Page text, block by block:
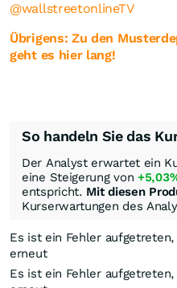
@wallstreetonlineTV
Übrigens: Zu den
geht es hier lang!
So handeln Sie das
Der Analyst erwartet ein
eine Steigerung von
entspricht. Mit diesen
Kurserwartungen des
Es ist ein Fehler
erneut
Es ist ein Fehler